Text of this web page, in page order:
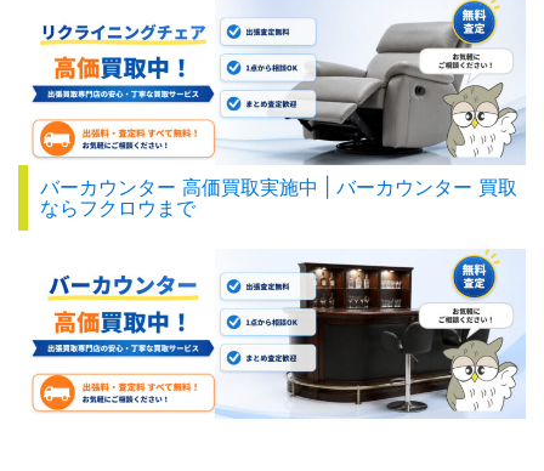
バーカウンター 高価買取実施中 | バーカウンター 買取
ならフクロウまで